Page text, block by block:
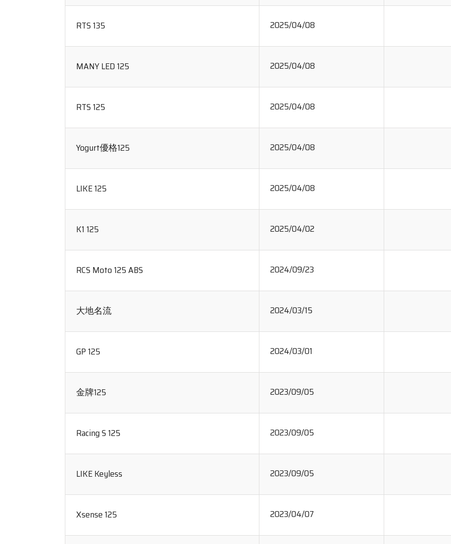
RTS 135 2025/04/08
MANY LED 125 2025/04/08
RTS 125 2025/04/08
Yogurt優格125 2025/04/08
LIKE 125 2025/04/08
K1 125 2025/04/02
RCS Moto 125 ABS 2024/09/23
大地名流 2024/03/15
GP 125 2024/03/01
金牌125 2023/09/05
Racing S 125 2023/09/05
LIKE Keyless 2023/09/05
Xsense 125 2023/04/07